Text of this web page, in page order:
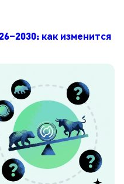
как изменится